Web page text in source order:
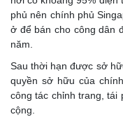
phủ nên chính phủ
ở để bán cho công dân
năm.
Sau thời hạn được sở
quyền sở hữu của
công tác chỉnh trang, tái
cộng.